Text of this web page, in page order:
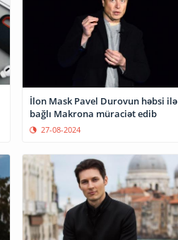
İlon Mask Pavel Durovun həbsi ilə
bağlı Makrona müraciət edib
27-08-2024